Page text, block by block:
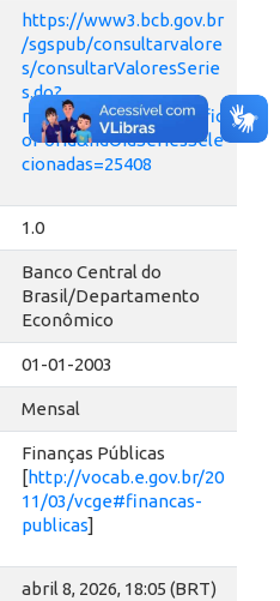
https://www3.bcb.gov.br
/sgspub/consultarvalore
s/consultarValoresSerie
s.do?
method=consultarGrafic
oPorId&hdOidSeriesSele
cionadas=25408
1.0
Banco Central do
Brasil/Departamento
Econômico
01-01-2003
Mensal
Finanças Públicas
[http://vocab.e.gov.br/20
11/03/vcge#financas-
publicas]
abril 8, 2026, 18:05 (BRT)